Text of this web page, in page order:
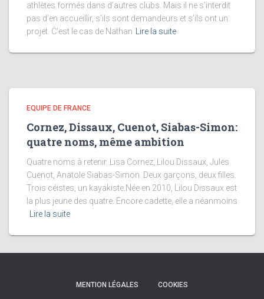
athlètes formés dans d’autres clubs. Mais il ne s’interdit
pas d’en accueillir, s’ils sont demandeurs et s’ils ont un
projet. C’est le cas de Nathan
Lire la suite
EQUIPE DE FRANCE
Cornez, Dissaux, Cuenot, Siabas-Simon:
quatre noms, même ambition
Quatre noms à retenir. Lisa Cornez, Lilou Dissaux, Jules
Cuenot, Anatole Siabas-Simon. Deux garçons, deux filles.
Trois céistes, un kayakiste.Née en 2010, Lilou Dissaux est
la plus jeune des quatre. Encore cadette, elle a néanmoins
Lire la suite
MENTION LÉGALES COOKIES